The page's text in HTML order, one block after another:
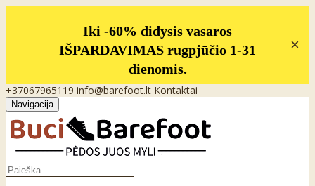
Iki -60% didysis vasaros
IŠPARDAVIMAS rugpjūčio 1-31
dienomis.
×
+37067965119 info@barefoot.lt Kontaktai
Navigacija